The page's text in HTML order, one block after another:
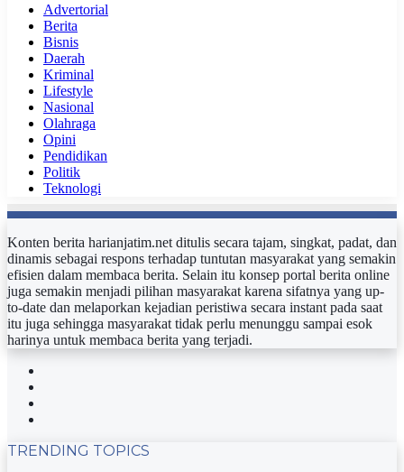
Advertorial
Berita
Bisnis
Daerah
Kriminal
Lifestyle
Nasional
Olahraga
Opini
Pendidikan
Politik
Teknologi
Konten berita harianjatim.net ditulis secara tajam, singkat, padat, dan
dinamis sebagai respons terhadap tuntutan masyarakat yang semakin
efisien dalam membaca berita. Selain itu konsep portal berita online
juga semakin menjadi pilihan masyarakat karena sifatnya yang up-
to-date dan melaporkan kejadian peristiwa secara instant pada saat
itu juga sehingga masyarakat tidak perlu menunggu sampai esok
harinya untuk membaca berita yang terjadi.
TRENDING TOPICS